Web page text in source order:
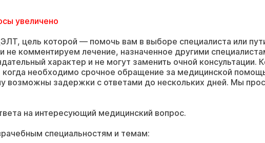
увеличено
цель которой — помочь вам в выборе специалиста или
комментируем лечение, назначенное другими
характер и не могут заменить очной консультации.
необходимо срочное обращение за медицинской
задержки с ответами до нескольких дней. Мы
на интересующий медицинский вопрос.
специальностям и темам: